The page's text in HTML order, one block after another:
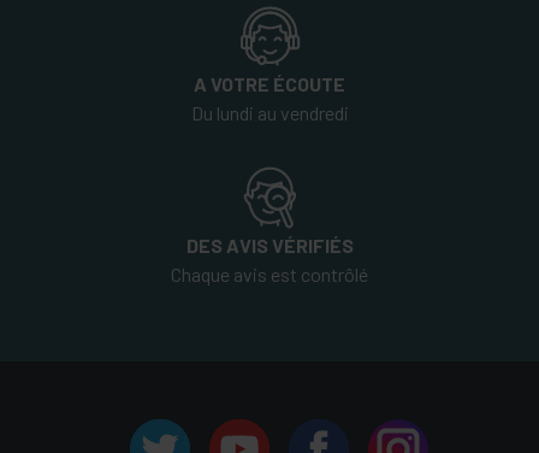
A VOTRE ÉCOUTE
Du lundi au vendredi
DES AVIS VÉRIFIÉS
Chaque avis est contrôlé